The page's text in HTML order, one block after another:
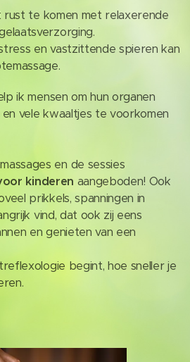
rust te komen met relaxerende
en vastzittende spieren kan
ik mensen om hun organen
vele kwaaltjes te voorkomen
en de sessies
kinderen aangeboden! Ook
prikkels, spanningen in
vind, dat ook zij eens
en genieten van een
begint, hoe sneller je